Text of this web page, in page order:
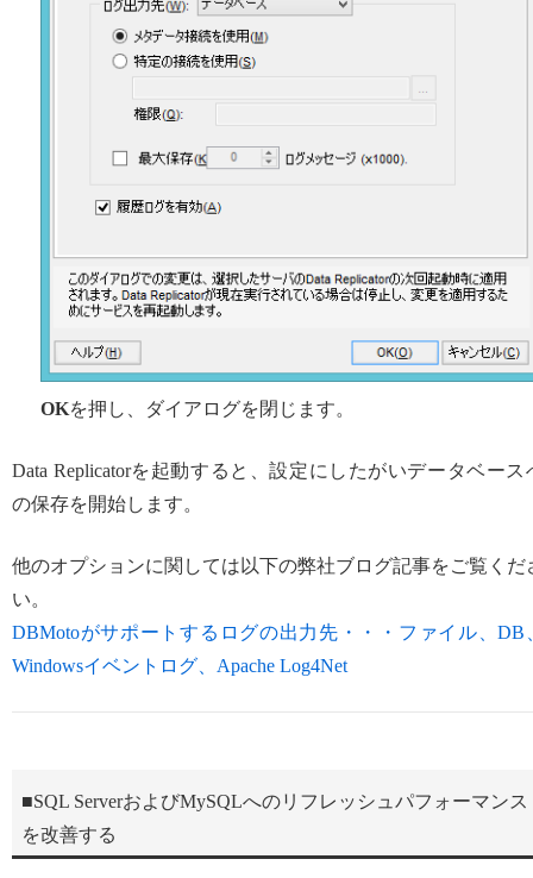
OKを押し、ダイアログを閉じます。
Data Replicatorを起動すると、設定にしたがいデータベース
の保存を開始します。
他のオプションに関しては以下の弊社ブログ記事をご覧くだ
い。
DBMotoがサポートするログの出力先・・・ファイル、DB
Windowsイベントログ、Apache Log4Net
■SQL ServerおよびMySQLへのリフレッシュパフォーマンス
を改善する